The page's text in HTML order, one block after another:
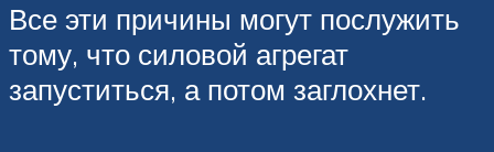
Все эти причины могут послужить
тому, что силовой агрегат
запуститься, а потом заглохнет.